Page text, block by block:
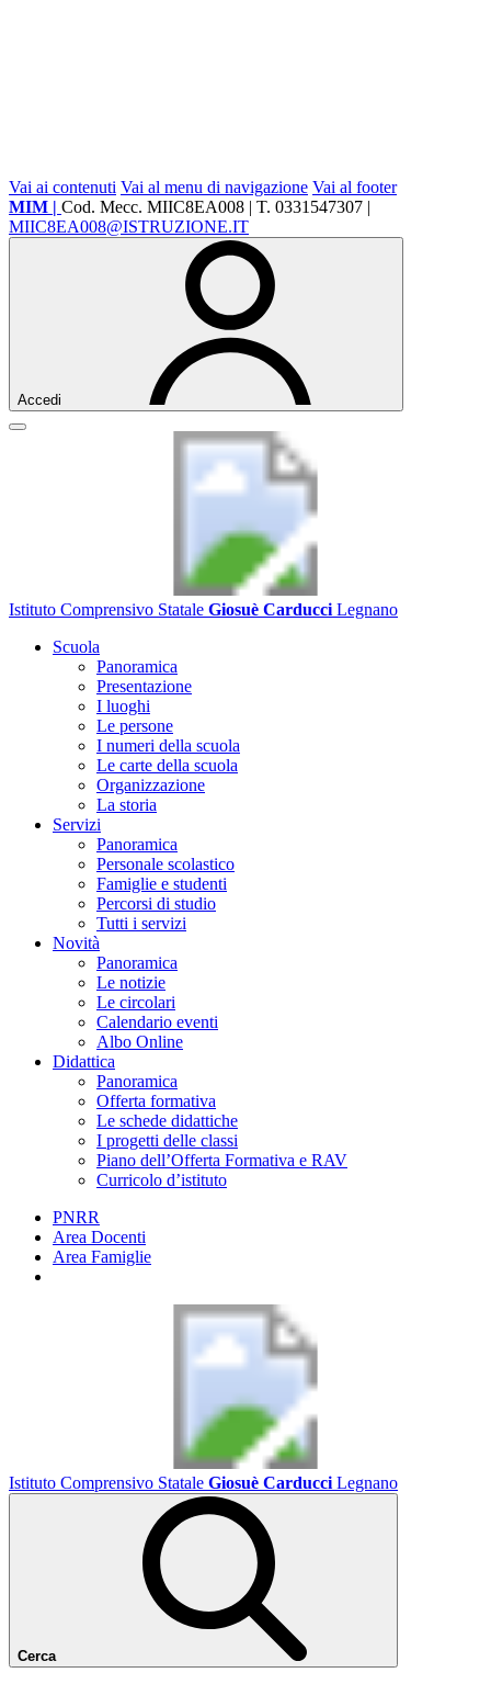
Vai ai contenuti Vai al menu di navigazione Vai al footer
MIM | Cod. Mecc. MIIC8EA008 | T. 0331547307 |
MIIC8EA008@ISTRUZIONE.IT
Accedi
Istituto Comprensivo Statale Giosuè Carducci Legnano
Scuola
Panoramica
Presentazione
I luoghi
Le persone
I numeri della scuola
Le carte della scuola
Organizzazione
La storia
Servizi
Panoramica
Personale scolastico
Famiglie e studenti
Percorsi di studio
Tutti i servizi
Novità
Panoramica
Le notizie
Le circolari
Calendario eventi
Albo Online
Didattica
Panoramica
Offerta formativa
Le schede didattiche
I progetti delle classi
Piano dell’Offerta Formativa e RAV
Curricolo d’istituto
PNRR
Area Docenti
Area Famiglie
Istituto Comprensivo Statale Giosuè Carducci Legnano
Cerca